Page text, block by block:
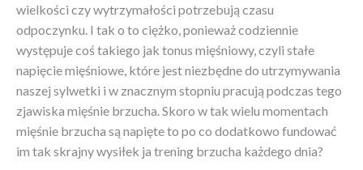
wielkości czy wytrzymałości potrzebują czasu
odpoczynku. I tak o to ciężko, ponieważ codziennie
występuje coś takiego jak tonus mięśniowy, czyli stałe
napięcie mięśniowe, które jest niezbędne do utrzymywania
naszej sylwetki i w znacznym stopniu pracują podczas tego
zjawiska mięśnie brzucha. Skoro w tak wielu momentach
mięśnie brzucha są napięte to po co dodatkowo fundować
im tak skrajny wysiłek ja trening brzucha każdego dnia?